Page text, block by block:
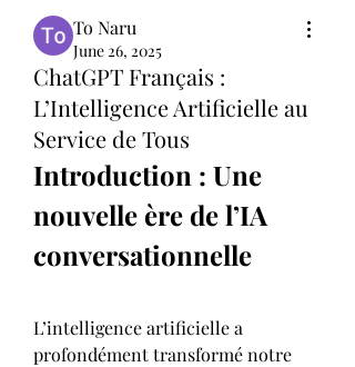
To Naru
June 26, 2025
ChatGPT Français :
L’Intelligence Artificielle au
Service de Tous
Introduction : Une
nouvelle ère de l’IA
conversationnelle
L’intelligence artificielle a
profondément transformé notre